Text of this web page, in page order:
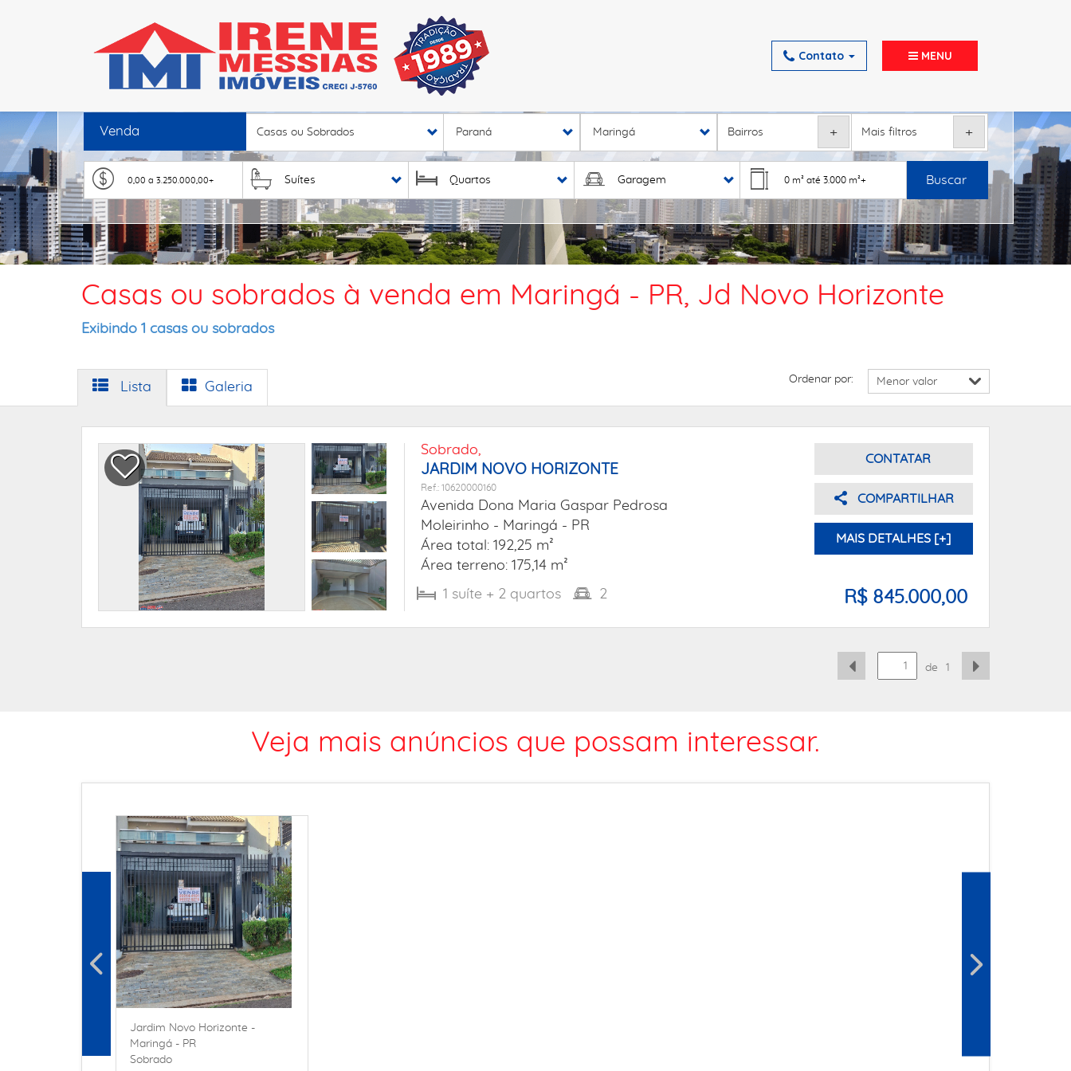
Contato MENU
Venda Casas ou Sobrados Paraná Maringá + +
Suítes Quartos Garagem Buscar
Casas ou sobrados à venda em Maringá - PR, Jd Novo Horizonte
Exibindo 1 casas ou sobrados
Lista Galeria
Ordenar por:
Sobrado,
JARDIM NOVO HORIZONTE
Ref.: 10620000160
Avenida Dona Maria Gaspar Pedrosa
Moleirinho - Maringá - PR
Área total: 192,25 m²
Área terreno: 175,14 m²
1 suíte + 2 quartos 2
CONTATAR
COMPARTILHAR
MAIS DETALHES [+]
R$ 845.000,00
de 1
Veja mais anúncios que possam interessar.
Jardim Novo Horizonte -
Maringá - PR
Sobrado